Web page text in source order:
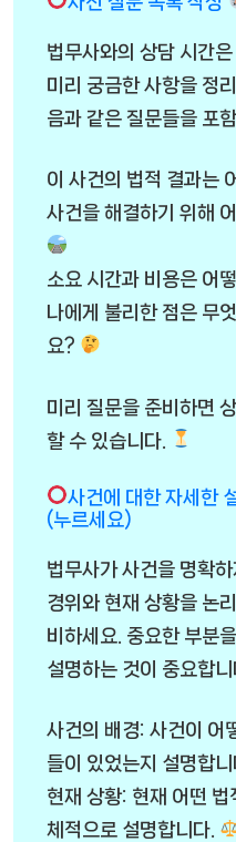
법무사와의 상담 시간
미리 궁금한 사항을 정
음과 같은 질문들을 포
이 사건의 법적 결과는
사건을 해결하기 위해
소요 시간과 비용은 어
나에게 불리한 점은 무
요?
미리 질문을 준비하면
할 수 있습니다.
사건에 대한 자세한
(누르세요)
법무사가 사건을 명확
경위와 현재 상황을 논
비하세요. 중요한 부분
설명하는 것이 중요합니
사건의 배경: 사건이 어
들이 있었는지 설명합니
현재 상황: 현재 어떤
체적으로 설명합니다.